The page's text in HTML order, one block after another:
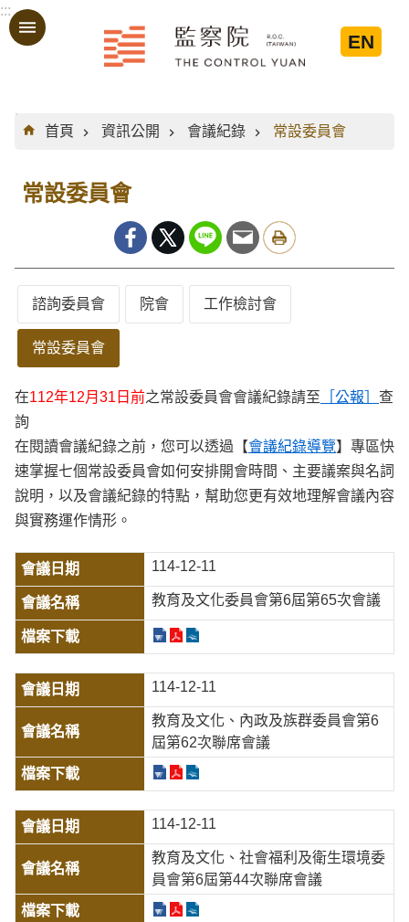
跳到主要內容區塊
:::
EN
:::
首頁
資訊公開 會議紀錄 常設委員會
常設委員會
諮詢委員會 院會 工作檢討會
常設委員會
在112年12月31日前之常設委員會會議紀錄請至 ［公報］ 查
詢
在閱讀會議紀錄之前，您可以透過【會議紀錄導覽】專區快
速掌握七個常設委員會如何安排開會時間、主要議案與名詞
說明，以及會議紀錄的特點，幫助您更有效地理解會議內容
與實務運作情形。
114-12-11
教育及文化委員會第6屆第65次會議
114-12-11
教育及文化、內政及族群委員會第6
屆第62次聯席會議
114-12-11
教育及文化、社會福利及衛生環境委
員會第6屆第44次聯席會議